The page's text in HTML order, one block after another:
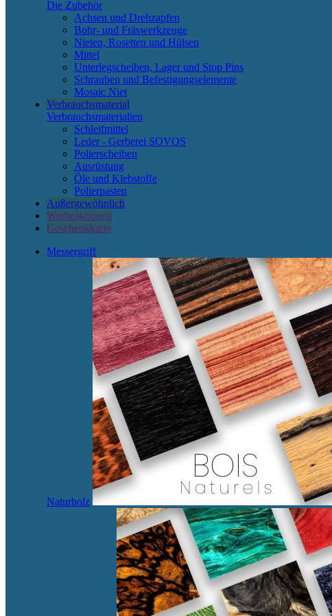
Die Zubehör
Achsen und Drehzapfen
Bohr- und Fräswerkzeuge
Nieten, Rosetten und Hülsen
Mittel
Unterlegscheiben, Lager und Stop Pins
Schrauben und Befestigungselemente
Mosaic Niet
Verbrauchsmaterial
Verbrauchsmaterialien
Schleifmittel
Leder - Gerberei SOVOS
Polierscheiben
Ausrüstung
Öle und Klebstoffe
Polierpasten
Außergewöhnlich
Werbeaktionen
Geschenkkarte
Messergriff
Naturholz